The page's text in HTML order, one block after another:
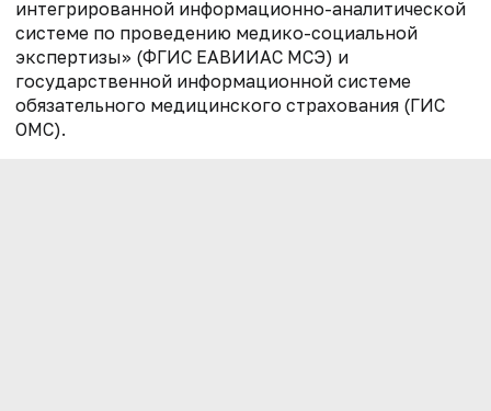
интегрированной информационно-аналитической
системе по проведению медико-социальной
экспертизы» (ФГИС ЕАВИИАС МСЭ) и
государственной информационной системе
обязательного медицинского страхования (ГИС
ОМС).